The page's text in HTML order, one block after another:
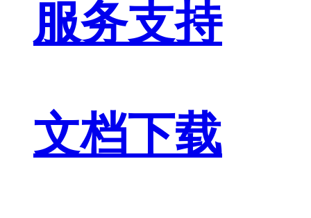
服务支持
文档下载